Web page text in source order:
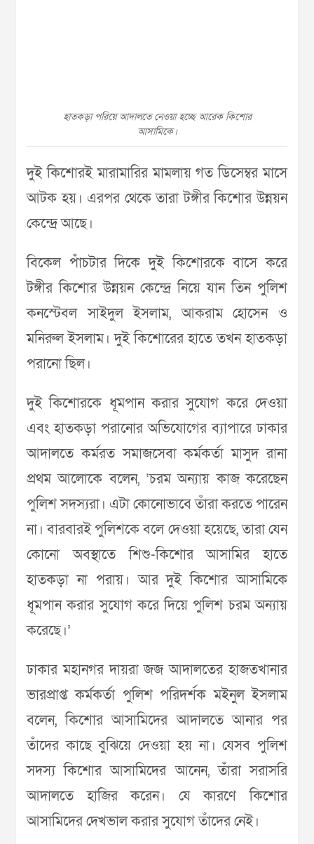
হাতকড়া পরিয়ে আদালতে নেওয়া হচ্ছে আরেক কিশোর
আসামিকে।
দুই কিশোরই মারামারির মামলায় গত ডিসেম্বর মাসে
আটক হয়। এরপর থেকে তারা টঙ্গীর কিশোর উন্নয়ন
কেন্দ্রে আছে।
বিকেল পাঁচটার দিকে দুই কিশোরকে বাসে করে
টঙ্গীর কিশোর উন্নয়ন কেন্দ্রে নিয়ে যান তিন পুলিশ
কনস্টেবল সাইদুল ইসলাম, আকরাম হোসেন ও
মনিরুল ইসলাম। দুই কিশোরের হাতে তখন হাতকড়া
পরানো ছিল।
দুই কিশোরকে ধূমপান করার সুযোগ করে দেওয়া
এবং হাতকড়া পরানোর অভিযোগের ব্যাপারে ঢাকার
আদালতে কর্মরত সমাজসেবা কর্মকর্তা মাসুদ রানা
প্রথম আলোকে বলেন, ‘চরম অন্যায় কাজ করেছেন
পুলিশ সদস্যরা। এটা কোনোভাবে তাঁরা করতে পারেন
না। বারবারই পুলিশকে বলে দেওয়া হয়েছে, তারা যেন
কোনো অবস্থাতে শিশু-কিশোর আসামির হাতে
হাতকড়া না পরায়। আর দুই কিশোর আসামিকে
ধূমপান করার সুযোগ করে দিয়ে পুলিশ চরম অন্যায়
করেছে।’
ঢাকার মহানগর দায়রা জজ আদালতের হাজতখানার
ভারপ্রাপ্ত কর্মকর্তা পুলিশ পরিদর্শক মইনুল ইসলাম
বলেন, কিশোর আসামিদের আদালতে আনার পর
তাঁদের কাছে বুঝিয়ে দেওয়া হয় না। যেসব পুলিশ
সদস্য কিশোর আসামিদের আনেন, তাঁরা সরাসরি
আদালতে হাজির করেন। যে কারণে কিশোর
আসামিদের দেখভাল করার সুযোগ তাঁদের নেই।